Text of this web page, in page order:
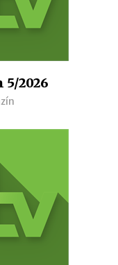
2026